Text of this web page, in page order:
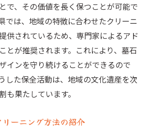
通じて感じる先祖への感謝
ニングがもたらす心の浄化
の霊園でのクリーニング体験
養の一環としてのクリーニング
リーニングが生む家族の会話
とクリーニングの共存
で、その価値を長く保つことが可能で
では、地域の特徴に合わせたクリーニ
供されているため、専門家によるアド
とが推奨されます。これにより、墓石
インを守り続けることができるので
した保全活動は、地域の文化遺産を次
も果たしています。
ーニング方法の紹介